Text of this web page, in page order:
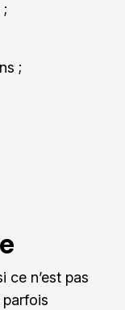
;
ce n’est pas